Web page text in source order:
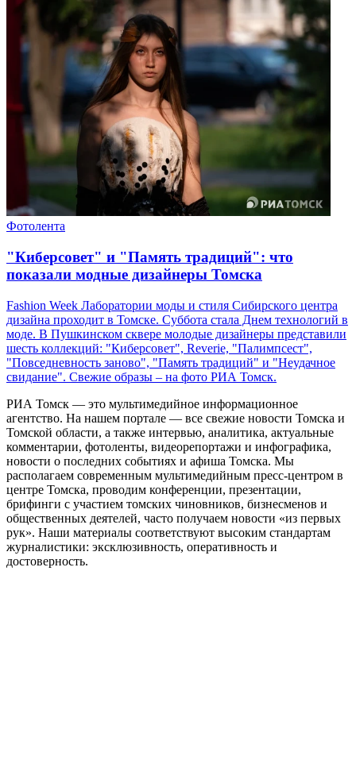
Фотолента
"Киберсовет" и "Память традиций": что
показали модные дизайнеры Томска
Fashion Week Лаборатории моды и стиля Сибирского центра
дизайна проходит в Томске. Суббота стала Днем технологий в
моде. В Пушкинском сквере молодые дизайнеры представили
шесть коллекций: "Киберсовет", Reverie, "Палимпсест",
"Повседневность заново", "Память традиций" и "Неудачное
свидание". Свежие образы – на фото РИА Томск.
РИА Томск — это мультимедийное информационное
агентство. На нашем портале — все свежие новости Томска и
Томской области, а также интервью, аналитика, актуальные
комментарии, фотоленты, видеорепортажи и инфографика,
новости о последних событиях и афиша Томска. Мы
располагаем современным мультимедийным пресс-центром в
центре Томска, проводим конференции, презентации,
брифинги с участием томских чиновников, бизнесменов и
общественных деятелей, часто получаем новости «из первых
рук». Наши материалы соответствуют высоким стандартам
журналистики: эксклюзивность, оперативность и
достоверность.